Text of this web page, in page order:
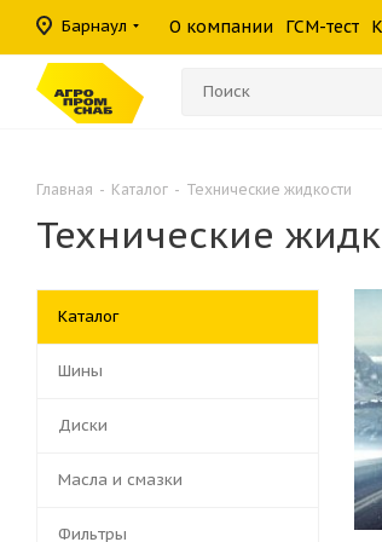
Барнаул О компании ГСМ-тест
Консистентные
смазки
Гидравлические
фильтры
Герметики
Главная - Каталог - Технические жидкости
Технические
Каталог
Шины
Диски
Масла и смазки
Фильтры